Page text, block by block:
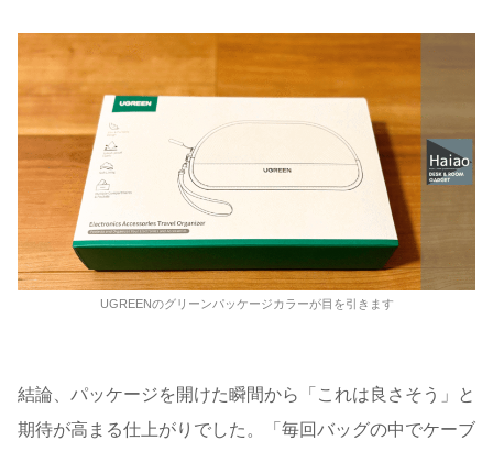
UGREENのグリーンパッケージカラーが目を引きます
結論、パッケージを開けた瞬間から「これは良さそう」と
期待が高まる仕上がりでした。「毎回バッグの中でケーブ